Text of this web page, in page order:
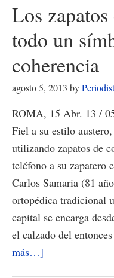
Los
todo un
coherencia
agosto 5, 2013 by
ROMA, 15 Abr. 13 /
Fiel a su estilo
utilizando zapatos de
teléfono a su zapatero
Carlos Samaria (81
ortopédica tradicional
capital se encarga
el calzado del
más…]